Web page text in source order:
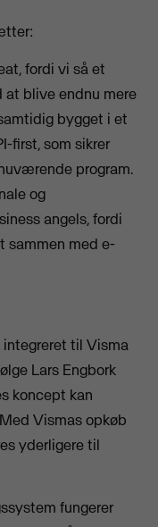
fordi vi så et
blive endnu mere
bygget i et
first, som sikrer
program.
og
angels, fordi
sammen med e-
til Visma
Lars Engbork
koncept kan
Vismas opkøb
yderligere til
fungerer